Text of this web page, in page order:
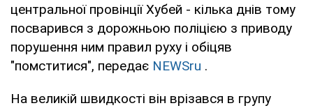
центральної провінції Хубей - кілька днів тому
посварився з дорожньою поліцією з приводу
порушення ним правил руху і обіцяв
"помститися", передає NEWSru .
На великій швидкості він врізався в групу